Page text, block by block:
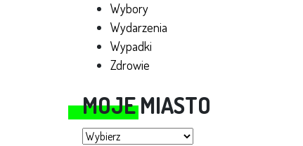
Wybory
Wydarzenia
Wypadki
Zdrowie
MOJE MIASTO
Moje miasto